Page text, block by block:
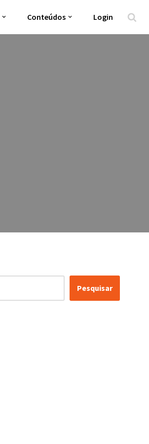
Conteúdos Login
Pesquisar